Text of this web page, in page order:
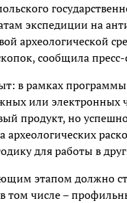
экспедиции на
археологической
сообщила пресс-
в рамках
или электронных
продукт, но
археологических
для работы в
этапом должно
том числе –